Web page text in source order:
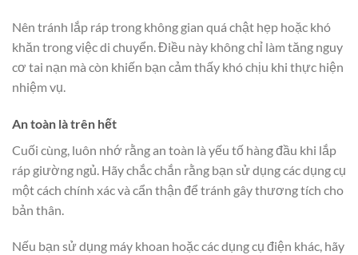
Nên tránh lắp ráp trong không gian quá chật hẹp hoặc khó
khăn trong việc di chuyển. Điều này không chỉ làm tăng nguy
cơ tai nạn mà còn khiến bạn cảm thấy khó chịu khi thực hiện
nhiệm vụ.
An toàn là trên hết
Cuối cùng, luôn nhớ rằng an toàn là yếu tố hàng đầu khi lắp
ráp giường ngủ. Hãy chắc chắn rằng bạn sử dụng các dụng cụ
một cách chính xác và cẩn thận để tránh gây thương tích cho
bản thân.
Nếu bạn sử dụng máy khoan hoặc các dụng cụ điện khác, hãy